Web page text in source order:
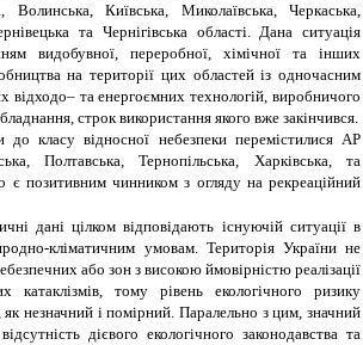
Волинська, Київська, Миколаївська, Черкаська,
та Чернігівська області. Дана ситуація
видобувної, переробної, хімічної та інших
на території цих областей із одночасним
відходо– та енергоємних технологій, виробничого
строк використання якого вже закінчився.
до класу відносної небезпеки перемістилися АР
Полтавська, Тернопільська, Харківська, та
є позитивним чинником з огляду на рекреаційний
дані цілком відповідають існуючій ситуації в
кліматичним умовам. Територія України не
або зон з високою ймовірністю реалізації
тому рівень екологічного ризику
незначний і помірний. Паралельно з цим, значний
дієвого екологічного законодавства та